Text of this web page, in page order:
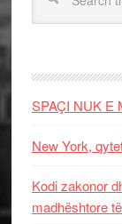
SPAÇI NUK E
New York,
Kodi zakonor
madhështore